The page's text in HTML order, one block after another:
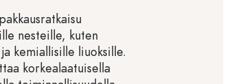
nesteille, kuten
kemiallisille liuoksille.
korkealaatuisella